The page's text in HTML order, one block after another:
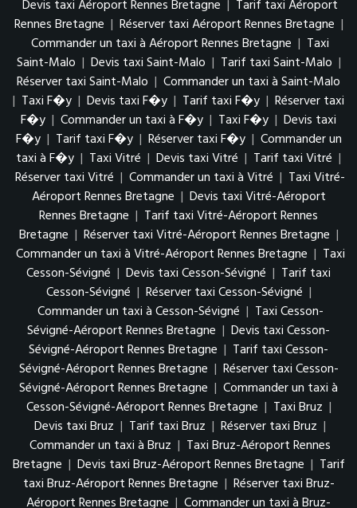
Devis taxi Aéroport Rennes Bretagne | Tarif taxi Aéroport
Rennes Bretagne | Réserver taxi Aéroport Rennes Bretagne |
Commander un taxi à Aéroport Rennes Bretagne | Taxi
Saint-Malo | Devis taxi Saint-Malo | Tarif taxi Saint-Malo |
Réserver taxi Saint-Malo | Commander un taxi à Saint-Malo
| Taxi F�y | Devis taxi F�y | Tarif taxi F�y | Réserver taxi
F�y | Commander un taxi à F�y | Taxi F�y | Devis taxi
F�y | Tarif taxi F�y | Réserver taxi F�y | Commander un
taxi à F�y | Taxi Vitré | Devis taxi Vitré | Tarif taxi Vitré |
Réserver taxi Vitré | Commander un taxi à Vitré | Taxi Vitré-
Aéroport Rennes Bretagne | Devis taxi Vitré-Aéroport
Rennes Bretagne | Tarif taxi Vitré-Aéroport Rennes
Bretagne | Réserver taxi Vitré-Aéroport Rennes Bretagne |
Commander un taxi à Vitré-Aéroport Rennes Bretagne | Taxi
Cesson-Sévigné | Devis taxi Cesson-Sévigné | Tarif taxi
Cesson-Sévigné | Réserver taxi Cesson-Sévigné |
Commander un taxi à Cesson-Sévigné | Taxi Cesson-
Sévigné-Aéroport Rennes Bretagne | Devis taxi Cesson-
Sévigné-Aéroport Rennes Bretagne | Tarif taxi Cesson-
Sévigné-Aéroport Rennes Bretagne | Réserver taxi Cesson-
Sévigné-Aéroport Rennes Bretagne | Commander un taxi à
Cesson-Sévigné-Aéroport Rennes Bretagne | Taxi Bruz |
Devis taxi Bruz | Tarif taxi Bruz | Réserver taxi Bruz |
Commander un taxi à Bruz | Taxi Bruz-Aéroport Rennes
Bretagne | Devis taxi Bruz-Aéroport Rennes Bretagne | Tarif
taxi Bruz-Aéroport Rennes Bretagne | Réserver taxi Bruz-
Aéroport Rennes Bretagne | Commander un taxi à Bruz-